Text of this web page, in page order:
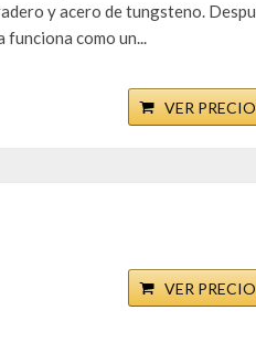
y acero de tungsteno.
como un...
VER
VER